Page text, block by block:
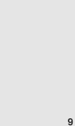
9